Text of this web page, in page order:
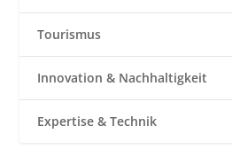
Tourismus
Innovation & Nachhaltigkeit
Expertise & Technik